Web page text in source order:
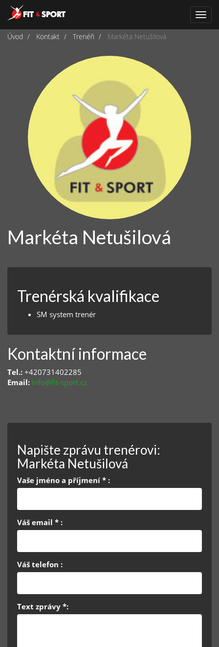
Úvod Kontakt Trenéři Markéta Netušilová
Markéta Netušilová
Trenérská kvalifikace
SM system trenér
Kontaktní informace
Tel.: +420731402285
Email: info@fit-sport.cz
Napište zprávu trenérovi:
Markéta Netušilová
Vaše jméno a příjmení * :
Váš email * :
Váš telefon :
Text zprávy *: